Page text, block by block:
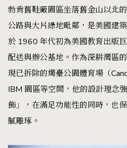
勃肯舊鞋廠園區坐落舊金山以北
公路與大片綠地毗鄰，是美國建
於 1960 年代初為美國教育出版
配送與辦公基地。作為深耕灣區
現已拆除的燭臺公園體育場（
IBM 園區等空間，他的設計理念
飾」，在滿足功能性的同時，也
膩雕琢。